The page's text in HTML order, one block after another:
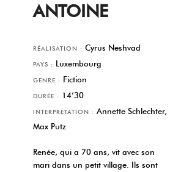
ANTOINE
RÉALISATION : Cyrus Neshvad
PAYS : Luxembourg
GENRE : Fiction
DURÉE : 14’30
INTERPRÉTATION : Annette Schlechter,
Max Putz
Renée, qui a 70 ans, vit avec son
mari dans un petit village. Ils sont